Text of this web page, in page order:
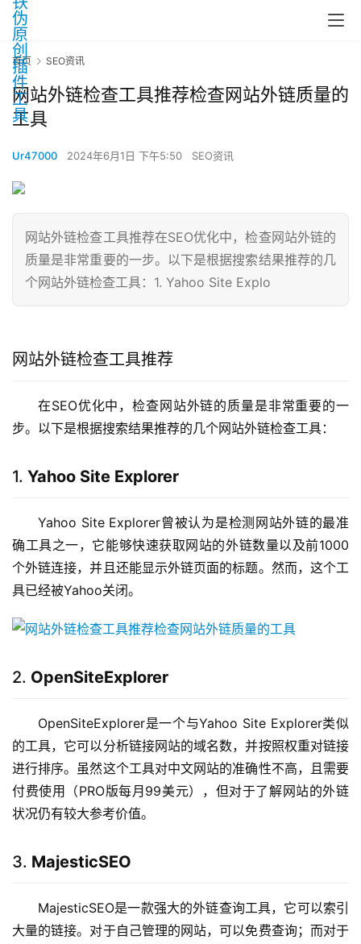
首页 SEO资讯
网站外链检查工具推荐检查网站外链质量的
工具
Ur47000 2024年6月1日 下午5:50 SEO资讯
网站外链检查工具推荐在SEO优化中，检查网站外链的
质量是非常重要的一步。以下是根据搜索结果推荐的几
个网站外链检查工具：1. Yahoo Site Explo
网站外链检查工具推荐
在SEO优化中，检查网站外链的质量是非常重要的一
步。以下是根据搜索结果推荐的几个网站外链检查工具：
1. Yahoo Site Explorer
Yahoo Site Explorer曾被认为是检测网站外链的最准
确工具之一，它能够快速获取网站的外链数量以及前1000
个外链连接，并且还能显示外链页面的标题。然而，这个工
具已经被Yahoo关闭。
2. OpenSiteExplorer
OpenSiteExplorer是一个与Yahoo Site Explorer类似
的工具，它可以分析链接网站的域名数，并按照权重对链接
进行排序。虽然这个工具对中文网站的准确性不高，且需要
付费使用（PRO版每月99美元），但对于了解网站的外链
状况仍有较大参考价值。
3. MajesticSEO
MajesticSEO是一款强大的外链查询工具，它可以索引
大量的链接。对于自己管理的网站，可以免费查询；而对于